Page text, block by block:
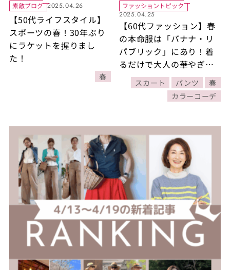
素敵ブログ 2025.04.26
【50代ライフスタイル】
スポーツの春！30年ぶり
にラケットを握りまし
た！
春
ファッショントピック
2025.04.25
【60代ファッション】春
の本命服は「バナナ・リ
パブリック」にあり！着
るだけで大人の華やぎを
添えてくれる3スタイルを
お届け！
スカート パンツ
春
カラーコーデ